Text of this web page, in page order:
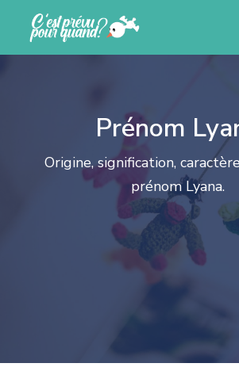
Prénom
Origine, signification,
prénom Lyana.